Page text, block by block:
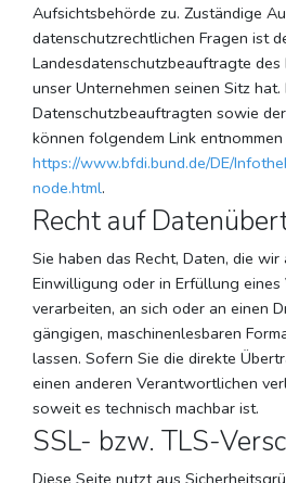
Aufsichtsbehörde zu. Zuständige
datenschutzrechtlichen Fragen ist
Landesdatenschutzbeauftragte des
unser Unternehmen seinen Sitz hat.
Datenschutzbeauftragten sowie
können folgendem Link
https://www.bfdi.bund.de/DE/
node.html.
Recht auf
Sie haben das Recht, Daten, die
Einwilligung oder in Erfüllung
verarbeiten, an sich oder an einen
gängigen, maschinenlesbaren
lassen. Sofern Sie die direkte
einen anderen Verantwortlichen
soweit es technisch machbar ist.
SSL- bzw. TLS-
Diese Seite nutzt aus